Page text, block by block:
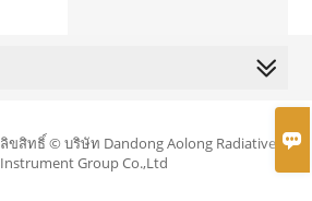

ลิขสิทธิ์ © บริษัท Dandong Aolong Radiative
Instrument Group Co.,Ltd